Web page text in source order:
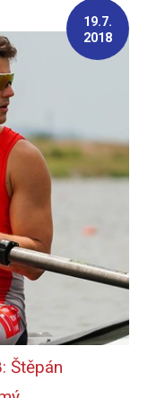
19.7.
2018
Štěpán